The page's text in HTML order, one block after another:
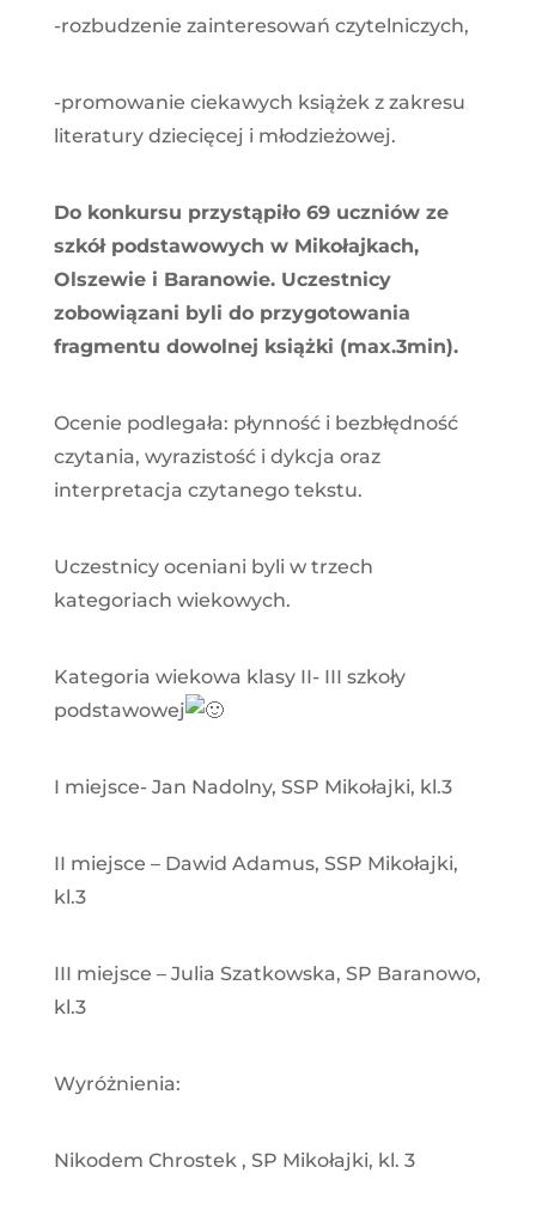
-rozbudzenie zainteresowań czytelniczych,
-promowanie ciekawych książek z zakresu
literatury dziecięcej i młodzieżowej.
Do konkursu przystąpiło 69 uczniów ze
szkół podstawowych w Mikołajkach,
Olszewie i Baranowie. Uczestnicy
zobowiązani byli do przygotowania
fragmentu dowolnej książki (max.3min).
Ocenie podlegała: płynność i bezbłędność
czytania, wyrazistość i dykcja oraz
interpretacja czytanego tekstu.
Uczestnicy oceniani byli w trzech
kategoriach wiekowych.
Kategoria wiekowa klasy II- III szkoły
podstawowej
I miejsce- Jan Nadolny, SSP Mikołajki, kl.3
II miejsce – Dawid Adamus, SSP Mikołajki,
kl.3
III miejsce – Julia Szatkowska, SP Baranowo,
kl.3
Wyróżnienia:
Nikodem Chrostek , SP Mikołajki, kl. 3